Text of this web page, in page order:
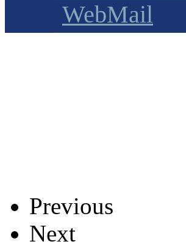
WebMail
Previous
Next